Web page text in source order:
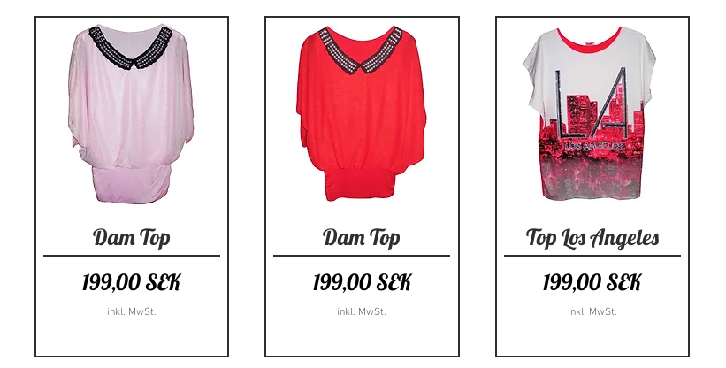
Schnellansicht
Dam Top
Preis
199,00 SEK
inkl. MwSt.
Schnellansicht
Dam Top
Preis
199,00 SEK
inkl. MwSt.
Schnellansicht
Top Los Angeles
Preis
199,00 SEK
inkl. MwSt.